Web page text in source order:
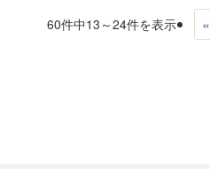
60件中13～24件を表示 «